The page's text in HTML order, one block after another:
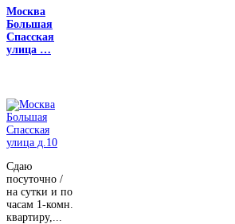
Москва
Большая
Спасская
улица …
Сдаю
посуточно /
на сутки и по
часам 1-комн.
квартиру,...